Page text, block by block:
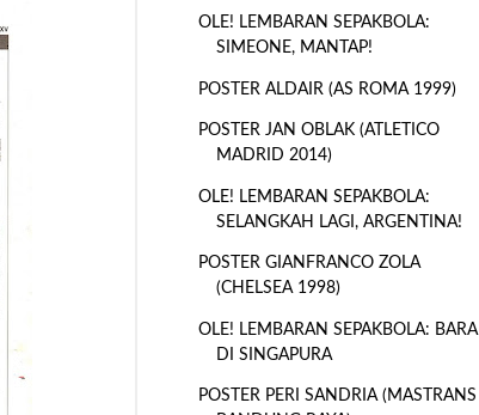
OLE! LEMBARAN SEPAKBOLA:
SIMEONE, MANTAP!
POSTER ALDAIR (AS ROMA 1999)
POSTER JAN OBLAK (ATLETICO
MADRID 2014)
OLE! LEMBARAN SEPAKBOLA:
SELANGKAH LAGI, ARGENTINA!
POSTER GIANFRANCO ZOLA
(CHELSEA 1998)
OLE! LEMBARAN SEPAKBOLA: BARA
DI SINGAPURA
POSTER PERI SANDRIA (MASTRANS